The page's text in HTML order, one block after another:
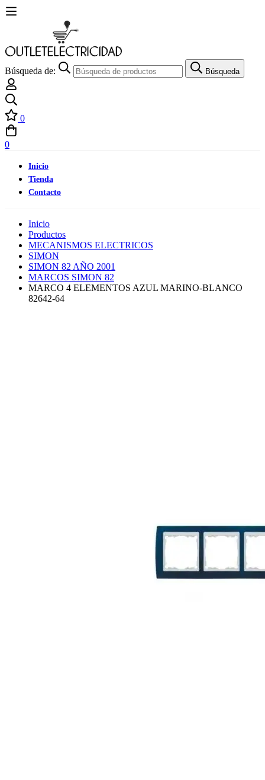
Búsqueda de: Búsqueda
0
0
Inicio
Tienda
Contacto
Inicio
Productos
MECANISMOS ELECTRICOS
SIMON
SIMON 82 AÑO 2001
MARCOS SIMON 82
MARCO 4 ELEMENTOS AZUL MARINO-BLANCO
82642-64